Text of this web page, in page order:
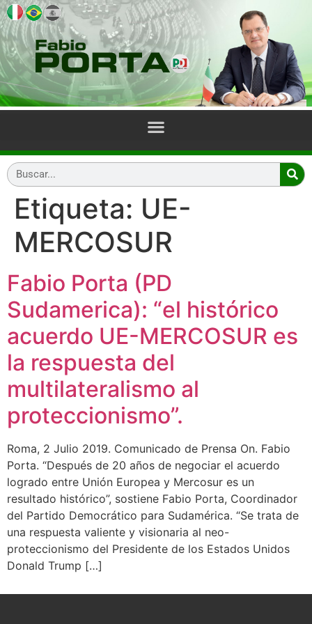
Etiqueta: UE-
MERCOSUR
Fabio Porta (PD
Sudamerica): “el histórico
acuerdo UE-MERCOSUR es
la respuesta del
multilateralismo al
proteccionismo”.
Roma, 2 Julio 2019. Comunicado de Prensa On. Fabio
Porta. “Después de 20 años de negociar el acuerdo
logrado entre Unión Europea y Mercosur es un
resultado histórico”, sostiene Fabio Porta, Coordinador
del Partido Democrático para Sudamérica. “Se trata de
una respuesta valiente y visionaria al neo-
proteccionismo del Presidente de los Estados Unidos
Donald Trump […]